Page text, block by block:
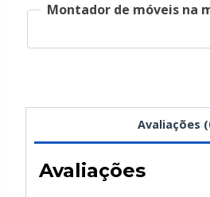
Montador de móveis na
Avaliações
Avaliações